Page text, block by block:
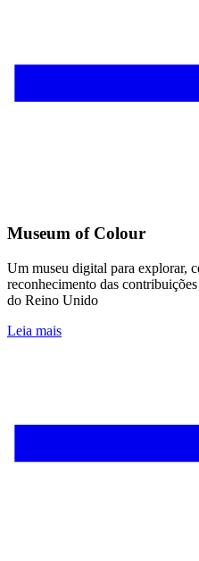
Museum of Colour
Um museu digital para explorar,
reconhecimento das
do Reino Unido
Leia mais